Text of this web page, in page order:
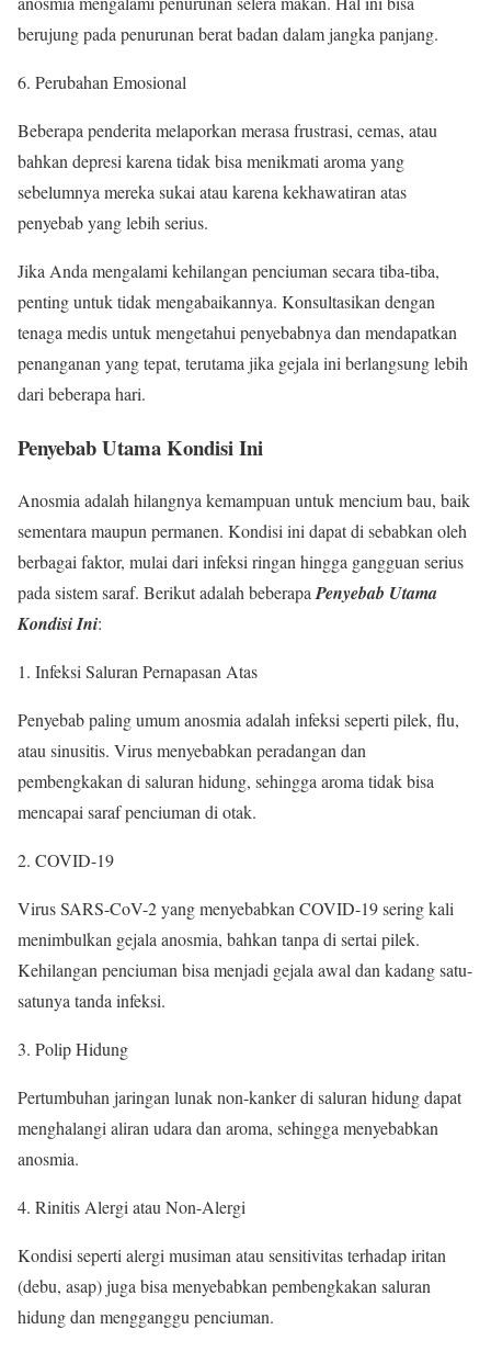
berujung pada penurunan berat badan dalam jangka panjang.
Perubahan Emosional
Beberapa penderita melaporkan merasa frustrasi, cemas, atau
bahkan depresi karena tidak bisa menikmati aroma yang
sebelumnya mereka sukai atau karena kekhawatiran atas
penyebab yang lebih serius.
Jika Anda mengalami kehilangan penciuman secara tiba-tiba,
penting untuk tidak mengabaikannya. Konsultasikan dengan
tenaga medis untuk mengetahui penyebabnya dan mendapatkan
penanganan yang tepat, terutama jika gejala ini berlangsung lebih
dari beberapa hari.
Penyebab Utama Kondisi Ini
Anosmia adalah hilangnya kemampuan untuk mencium bau, baik
sementara maupun permanen. Kondisi ini dapat di sebabkan oleh
berbagai faktor, mulai dari infeksi ringan hingga gangguan serius
pada sistem saraf. Berikut adalah beberapaPenyebab Utama
Kondisi Ini:
Infeksi Saluran Pernapasan Atas
Penyebab paling umum anosmia adalah infeksi seperti pilek, flu,
atau sinusitis. Virus menyebabkan peradangan dan
pembengkakan di saluran hidung, sehingga aroma tidak bisa
mencapai saraf penciuman di otak.
COVID-19
Virus SARS-CoV-2 yang menyebabkan COVID-19 sering kali
menimbulkan gejala anosmia, bahkan tanpa di sertai pilek.
Kehilangan penciuman bisa menjadi gejala awal dan kadang satu-
satunya tanda infeksi.
Polip Hidung
Pertumbuhan jaringan lunak non-kanker di saluran hidung dapat
menghalangi aliran udara dan aroma, sehingga menyebabkan
anosmia.
Rinitis Alergi atau Non-Alergi
Kondisi seperti alergi musiman atau sensitivitas terhadap iritan
(debu, asap) juga bisa menyebabkan pembengkakan saluran
hidung dan mengganggu penciuman.